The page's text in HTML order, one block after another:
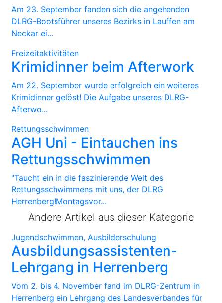
Am 23. September fanden sich die angehenden
DLRG-Bootsführer unseres Bezirks in Lauffen am
Neckar ei...
Freizeitaktivitäten
Krimidinner beim Afterwork
Am 22. September wurde erfolgreich ein weiteres
Krimidinner gelöst! Die Aufgabe unseres DLRG-
Afterwo...
Rettungsschwimmen
AGH Uni - Eintauchen ins
Rettungsschwimmen
"Taucht ein in die faszinierende Welt des
Rettungsschwimmens mit uns, der DLRG
Herrenberg!Montagsvor...
Andere Artikel aus dieser Kategorie
Jugendschwimmen, Ausbilderschulung
Ausbildungsassistenten-
Lehrgang in Herrenberg
Vom 2. bis 4. November fand im DLRG-Zentrum in
Herrenberg ein Lehrgang des Landesverbandes für